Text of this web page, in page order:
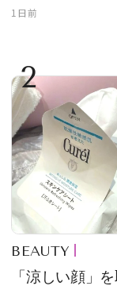
1日前
2
BEAUTY
「涼しい顔」